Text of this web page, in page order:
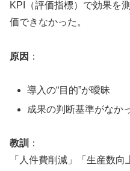
KPI（評価指標）で効果を
価できなかった。
原因 ：
導入の“目的”が曖昧
成果の判断基準がなか
教訓
：
「人件費削減」「生産数向